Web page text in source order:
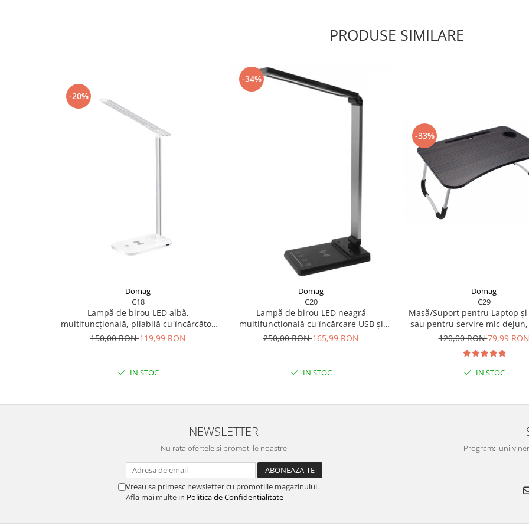
PRODUSE SIMILARE
-20%
Domag
C18
Lampă de birou LED albă,
multifuncțională, pliabilă cu încărcător
wireless, modernă, pentru dormitor,
150,00 RON119,99 RON
IN STOC
-34%
Domag
C20
Lampă de birou LED neagră
multifuncțională cu încărcare USB și
încărcător wireless rapid de 15W,
250,00 RON165,99 RON
IN STOC
-33%
Domag
C29
Masă/Suport pentru Laptop
sau pentru servire mic
MDF, picioare din metal
120,00 RON79,99 RON
IN STOC
NEWSLETTER
Nu rata ofertele si promotiile noastre
Vreau sa primesc newsletter cu promotiile magazinului.
Afla mai multe in Politica de Confidentialitate
Program: luni-